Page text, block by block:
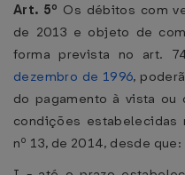
Art. 5º Os débitos com
de 2013 e objeto de
forma prevista no art.
dezembro de 1996,
do pagamento à vista ou
condições estabelecidas
nº 13, de 2014, desde que: